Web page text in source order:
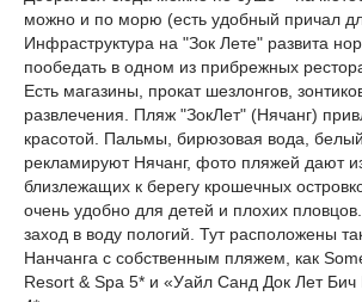
можно и по морю (есть удобный причал
Инфраструктура на "Зок Лете" развита
пообедать в одном из прибрежных
Есть магазины, прокат шезлонгов,
развлечения. Пляж "ЗокЛет" (Нячанг)
красотой. Пальмы, бирюзовая вода,
рекламируют Нячанг, фото пляжей дают
близлежащих к берегу крошечных
очень удобно для детей и плохих
заход в воду пологий. Тут расположены
Нанчанга с собственным пляжем, как
Resort & Spa 5* и «Уайл Санд Док Лет Бич